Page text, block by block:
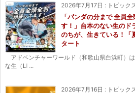
2026年7月17日 : トピック
「パンダの分まで 全員
す！」台本のない生のド
のちが、生きている！「
タート
アドベンチャーワールド（和歌山県白浜町）
な生（LI ...
2026年7月16日 : トピック